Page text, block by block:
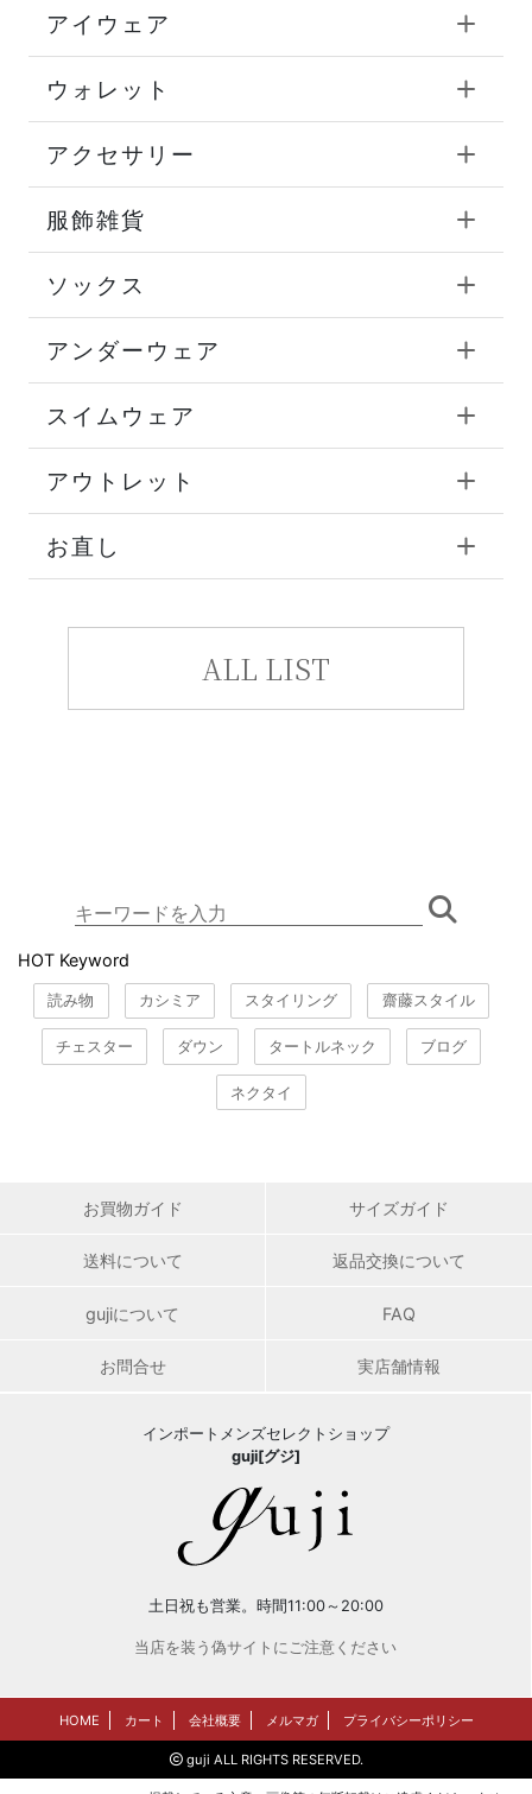
アイウェア
ウォレット
アクセサリー
服飾雑貨
ソックス
アンダーウェア
スイムウェア
アウトレット
お直し
ALL LIST
HOT Keyword
読み物 カシミア スタイリング 齋藤スタイル
チェスター ダウン タートルネック ブログ
ネクタイ
お買物ガイド サイズガイド
送料について 返品交換について
gujiについて FAQ
お問合せ 実店舗情報
インポートメンズセレクトショップ
guji[グジ]
土日祝も営業。時間11:00～20:00
当店を装う偽サイトにご注意ください
HOME カート 会社概要 メルマガ プライバシーポリシー
guji ALL RIGHTS RESERVED.